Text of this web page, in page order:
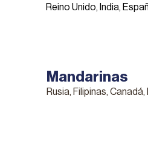
Reino Unido, India,
Mandarinas
Rusia, Filipinas,